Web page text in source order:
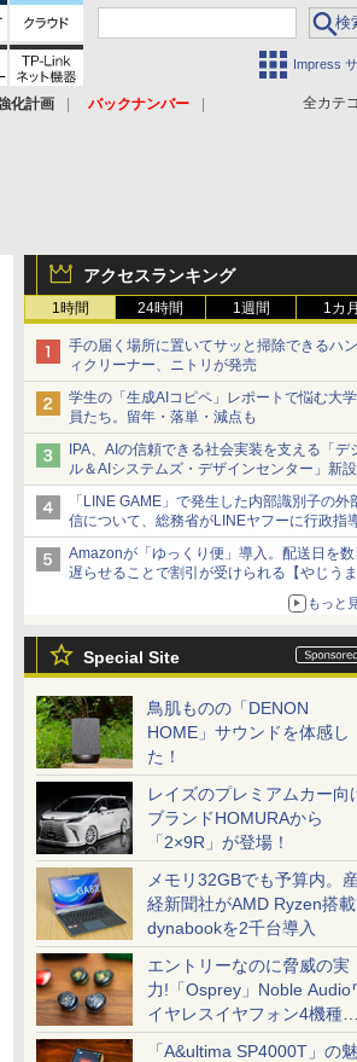
Impress
全カテ
化計画
バックナンバー
アクセスランキング
1時間 24時間 1週間 1カ月
手の届く場所に置いてサッと掃除できるハ
ィクリーナー、ニトリが発売
学生の「生成AIコピペ」レポートで悩む大
員たち。留年・落単・減点も
IPA、AIの信頼できる社会実装を支える「デ
ル＆AIシステムズ・デザインセンター」新
「LINE GAME」で発生した内部識別子の外
信について、総務省がLINEヤフーに行政指
Amazonが「ゆっくり便」導入。配送日を数
遅らせることで割引が受けられる【やじうま
もっと
Special Site
鳥肌ものの「DENON
HOME」サウンドを体感し
た！
レイズのプレミアムカー向
ブランドHOMURAから
「2×9R」が登場！
メモリ32GBでも予算内。
経新聞社がAMD Ryzen搭載
dynabookを2千台導入
エントリーなのに脅威の実
力!「Osprey」Noble Audio
イヤレスイヤフォン4機種を
一気に聴く
「A&ultima SP4000T」の魅